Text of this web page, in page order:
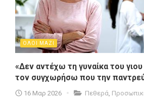
ΟΛΟΙ ΜΑΖΙ
«Δεν αντέχω τη γυναίκα του
τον συγχωρήσω που την
16 Μαρ 2026 Πεθερά,